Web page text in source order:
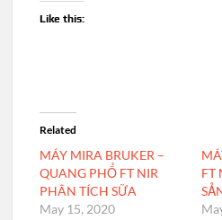
Like this:
Related
MÁY MIRA BRUKER –
QUANG PHỔ FT NIR
PHÂN TÍCH SỮA
May 15, 2020
FT